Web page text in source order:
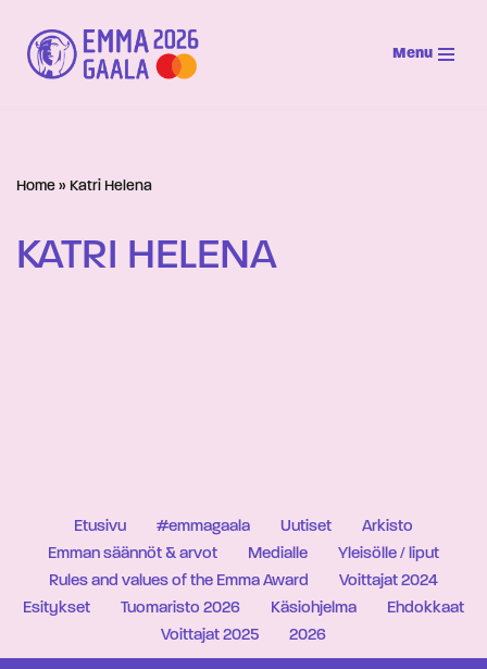
Siirry
suoraan
Menu
Home » Katri Helena
KATRI HELENA
Etusivu #emmagaala Uutiset
Arkisto
Emman säännöt & arvot
Medialle
Yleisölle / liput
Rules and values of the Emma Award
Voittajat 2024
Esitykset
Tuomaristo 2026 Käsiohjelma
Ehdokkaat
Voittajat 2025
2026